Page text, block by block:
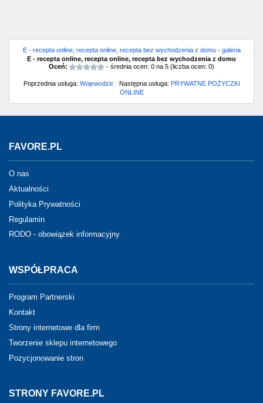
E - recepta online, recepta online, recepta bez wychodzenia z domu - galeria
E - recepta online, recepta online, recepta bez wychodzenia z domu
Oceń:
- średnia ocen: 0 na 5 (liczba ocen: 0)
Poprzednia usługa: Wojewodzic Następna usługa: PRYWATNE POŻYCZKI
ONLINE
FAVORE.PL
O nas
Aktualności
Polityka Prywatności
Regulamin
RODO - obowiązek informacyjny
WSPÓŁPRACA
Program Partnerski
Kontakt
Strony internetowe dla firm
Tworzenie sklepu internetowego
Pozycjonowanie stron
STRONY FAVORE.PL